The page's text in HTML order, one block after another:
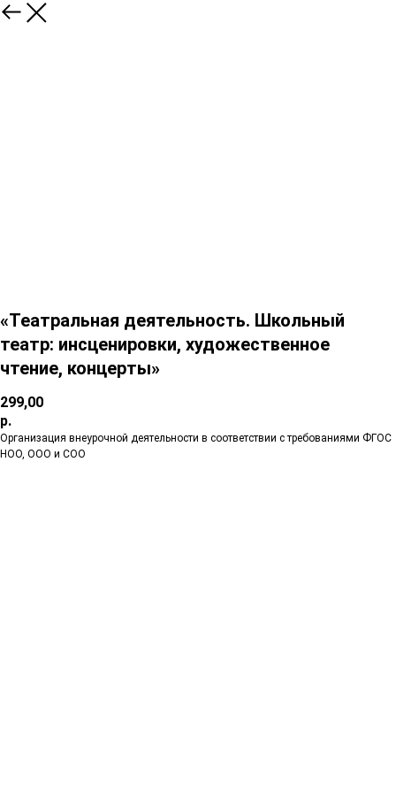
«Театральная деятельность. Школьный
театр: инсценировки, художественное
чтение, концерты»
299,00
р.
Организация внеурочной деятельности в соответствии с требованиями ФГОС
НОО, ООО и СОО